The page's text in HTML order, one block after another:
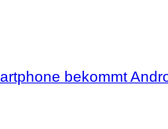
bekommt